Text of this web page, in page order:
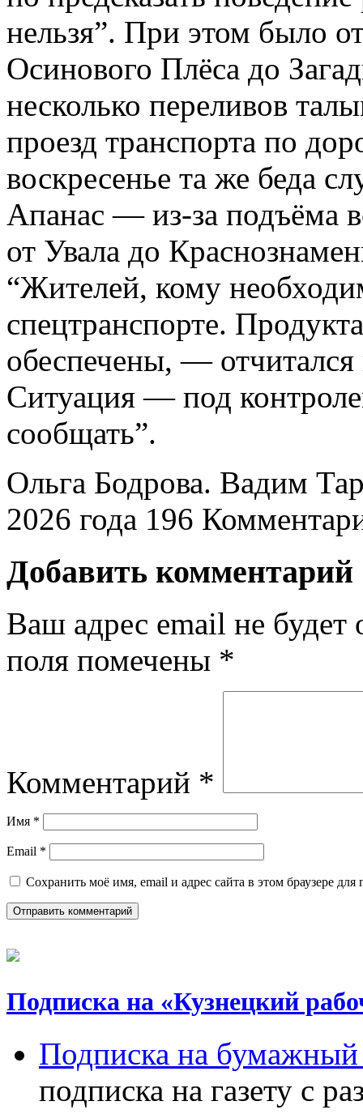
нельзя”. При этом было
Осинового Плёса до
несколько переливов
проезд транспорта по
воскресенье та же беда
Апанас — из-за подъёма
от Увала до
“Жителей, кому
спецтранспорте.
обеспечены, —
Ситуация — под
сообщать”.
Ольга Бодрова. Вадим
2026 года 196
Добавить комментарий
Ваш адрес email не будет
поля помечены *
Комментарий *
Имя *
Email *
Сохранить моё имя, email и адрес сайта в этом браузере
Подписка на «Кузнецкий
Подписка на бумажный
подписка на газету с